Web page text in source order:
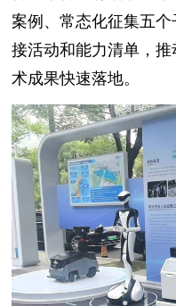
案例、常态化征集五
接活动和能力清单，
术成果快速落地。